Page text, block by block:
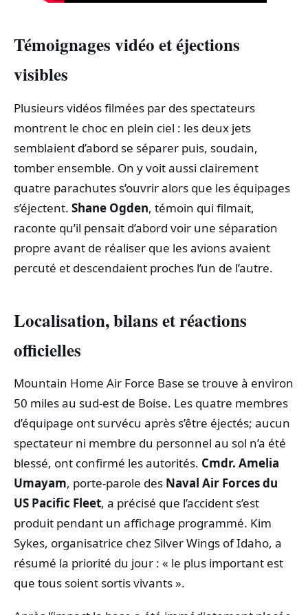
Témoignages vidéo et éjections
visibles
Plusieurs vidéos filmées par des spectateurs
montrent le choc en plein ciel : les deux jets
semblaient d’abord se séparer puis, soudain,
tomber ensemble. On y voit aussi clairement
quatre parachutes s’ouvrir alors que les équipages
s’éjectent. Shane Ogden, témoin qui filmait,
raconte qu’il pensait d’abord voir une séparation
propre avant de réaliser que les avions avaient
percuté et descendaient proches l’un de l’autre.
Localisation, bilans et réactions
officielles
Mountain Home Air Force Base se trouve à environ
50 miles au sud‑est de Boise. Les quatre membres
d’équipage ont survécu après s’être éjectés; aucun
spectateur ni membre du personnel au sol n’a été
blessé, ont confirmé les autorités. Cmdr. Amelia
Umayam, porte‑parole des Naval Air Forces du
US Pacific Fleet, a précisé que l’accident s’est
produit pendant un affichage programmé. Kim
Sykes, organisatrice chez Silver Wings of Idaho, a
résumé la priorité du jour : « le plus important est
que tous soient sortis vivants ».